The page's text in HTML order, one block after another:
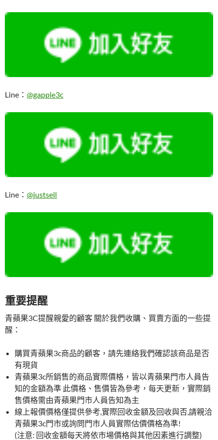
Line： @gapple3c
Line： @justsell
重要提醒
青蘋果3C提醒親愛的顧客 關於我們收購、買賣方面的一些提
醒：
購買青蘋果3c商品的顧客，請先連絡我們確認該商品是否
有現貨
青蘋果3c所銷售的商品實際價格，皆以青蘋果門市人員告
知的金額為準 此價格、售價皆為參考，每天更新，實際銷
售價格需由青蘋果門市人員告知為主
線上報價價格僅提供參考,實際回收金額及回收與否,請親洽
青蘋果3c門市或詢問門市人員實際估價價格為準!
(注意: 回收金額每天將依市場價格與其他因素進行調整)